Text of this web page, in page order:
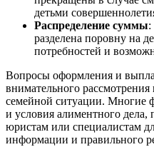
детьми
Распределение суммы:
разделена поровну на
потребностей и
Вопросы оформления и
внимательного рассмотрения
семейной ситуации. Многие
и условия алиментного дела,
юристам или специалистам
информации и правильного